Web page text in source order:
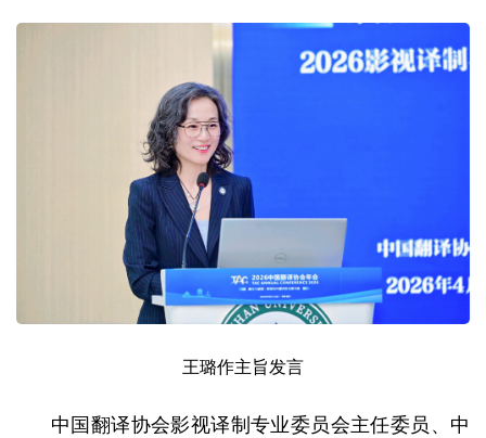
王璐作主旨发言
中国翻译协会影视译制专业委员会主任委员、中